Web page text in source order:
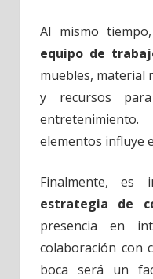
Al mismo
equipo de
muebles, material
y recursos
elementos influye
Finalmente, es
estrategia de
presencia en
colaboración con
boca será un